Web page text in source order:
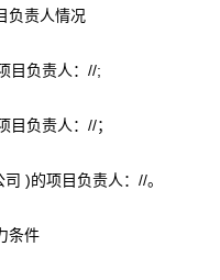
负责人情况
目负责人：//;
负责人：//；
)的项目负责人：//。
条件